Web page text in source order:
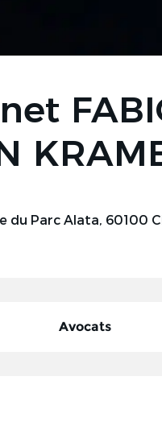
du Parc Alata, 60100
Avocats